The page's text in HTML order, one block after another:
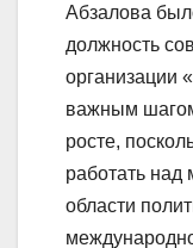
Абзалова
должность
организации
важным
росте,
работать
области